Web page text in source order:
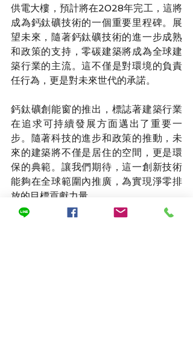
供電大樓，預計將在2028年完工，這將
成為鈣鈦礦技術的一個重要里程碑。展
望未來，隨著鈣鈦礦技術的進一步成熟
和政策的支持，零碳建築將成為全球建
築行業的主流。這不僅是對環境的負責
任行為，更是對未來世代的承諾。
鈣鈦礦創能窗的推出，標誌著建築行業
在追求可持續發展方面邁出了重要一
步。隨著科技的進步和政策的推動，未
來的建築將不僅是居住的空間，更是環
保的典範。讓我們期待，這一創新技術
能夠在全球範圍內推廣，為實現淨零排
放的目標貢獻力量。